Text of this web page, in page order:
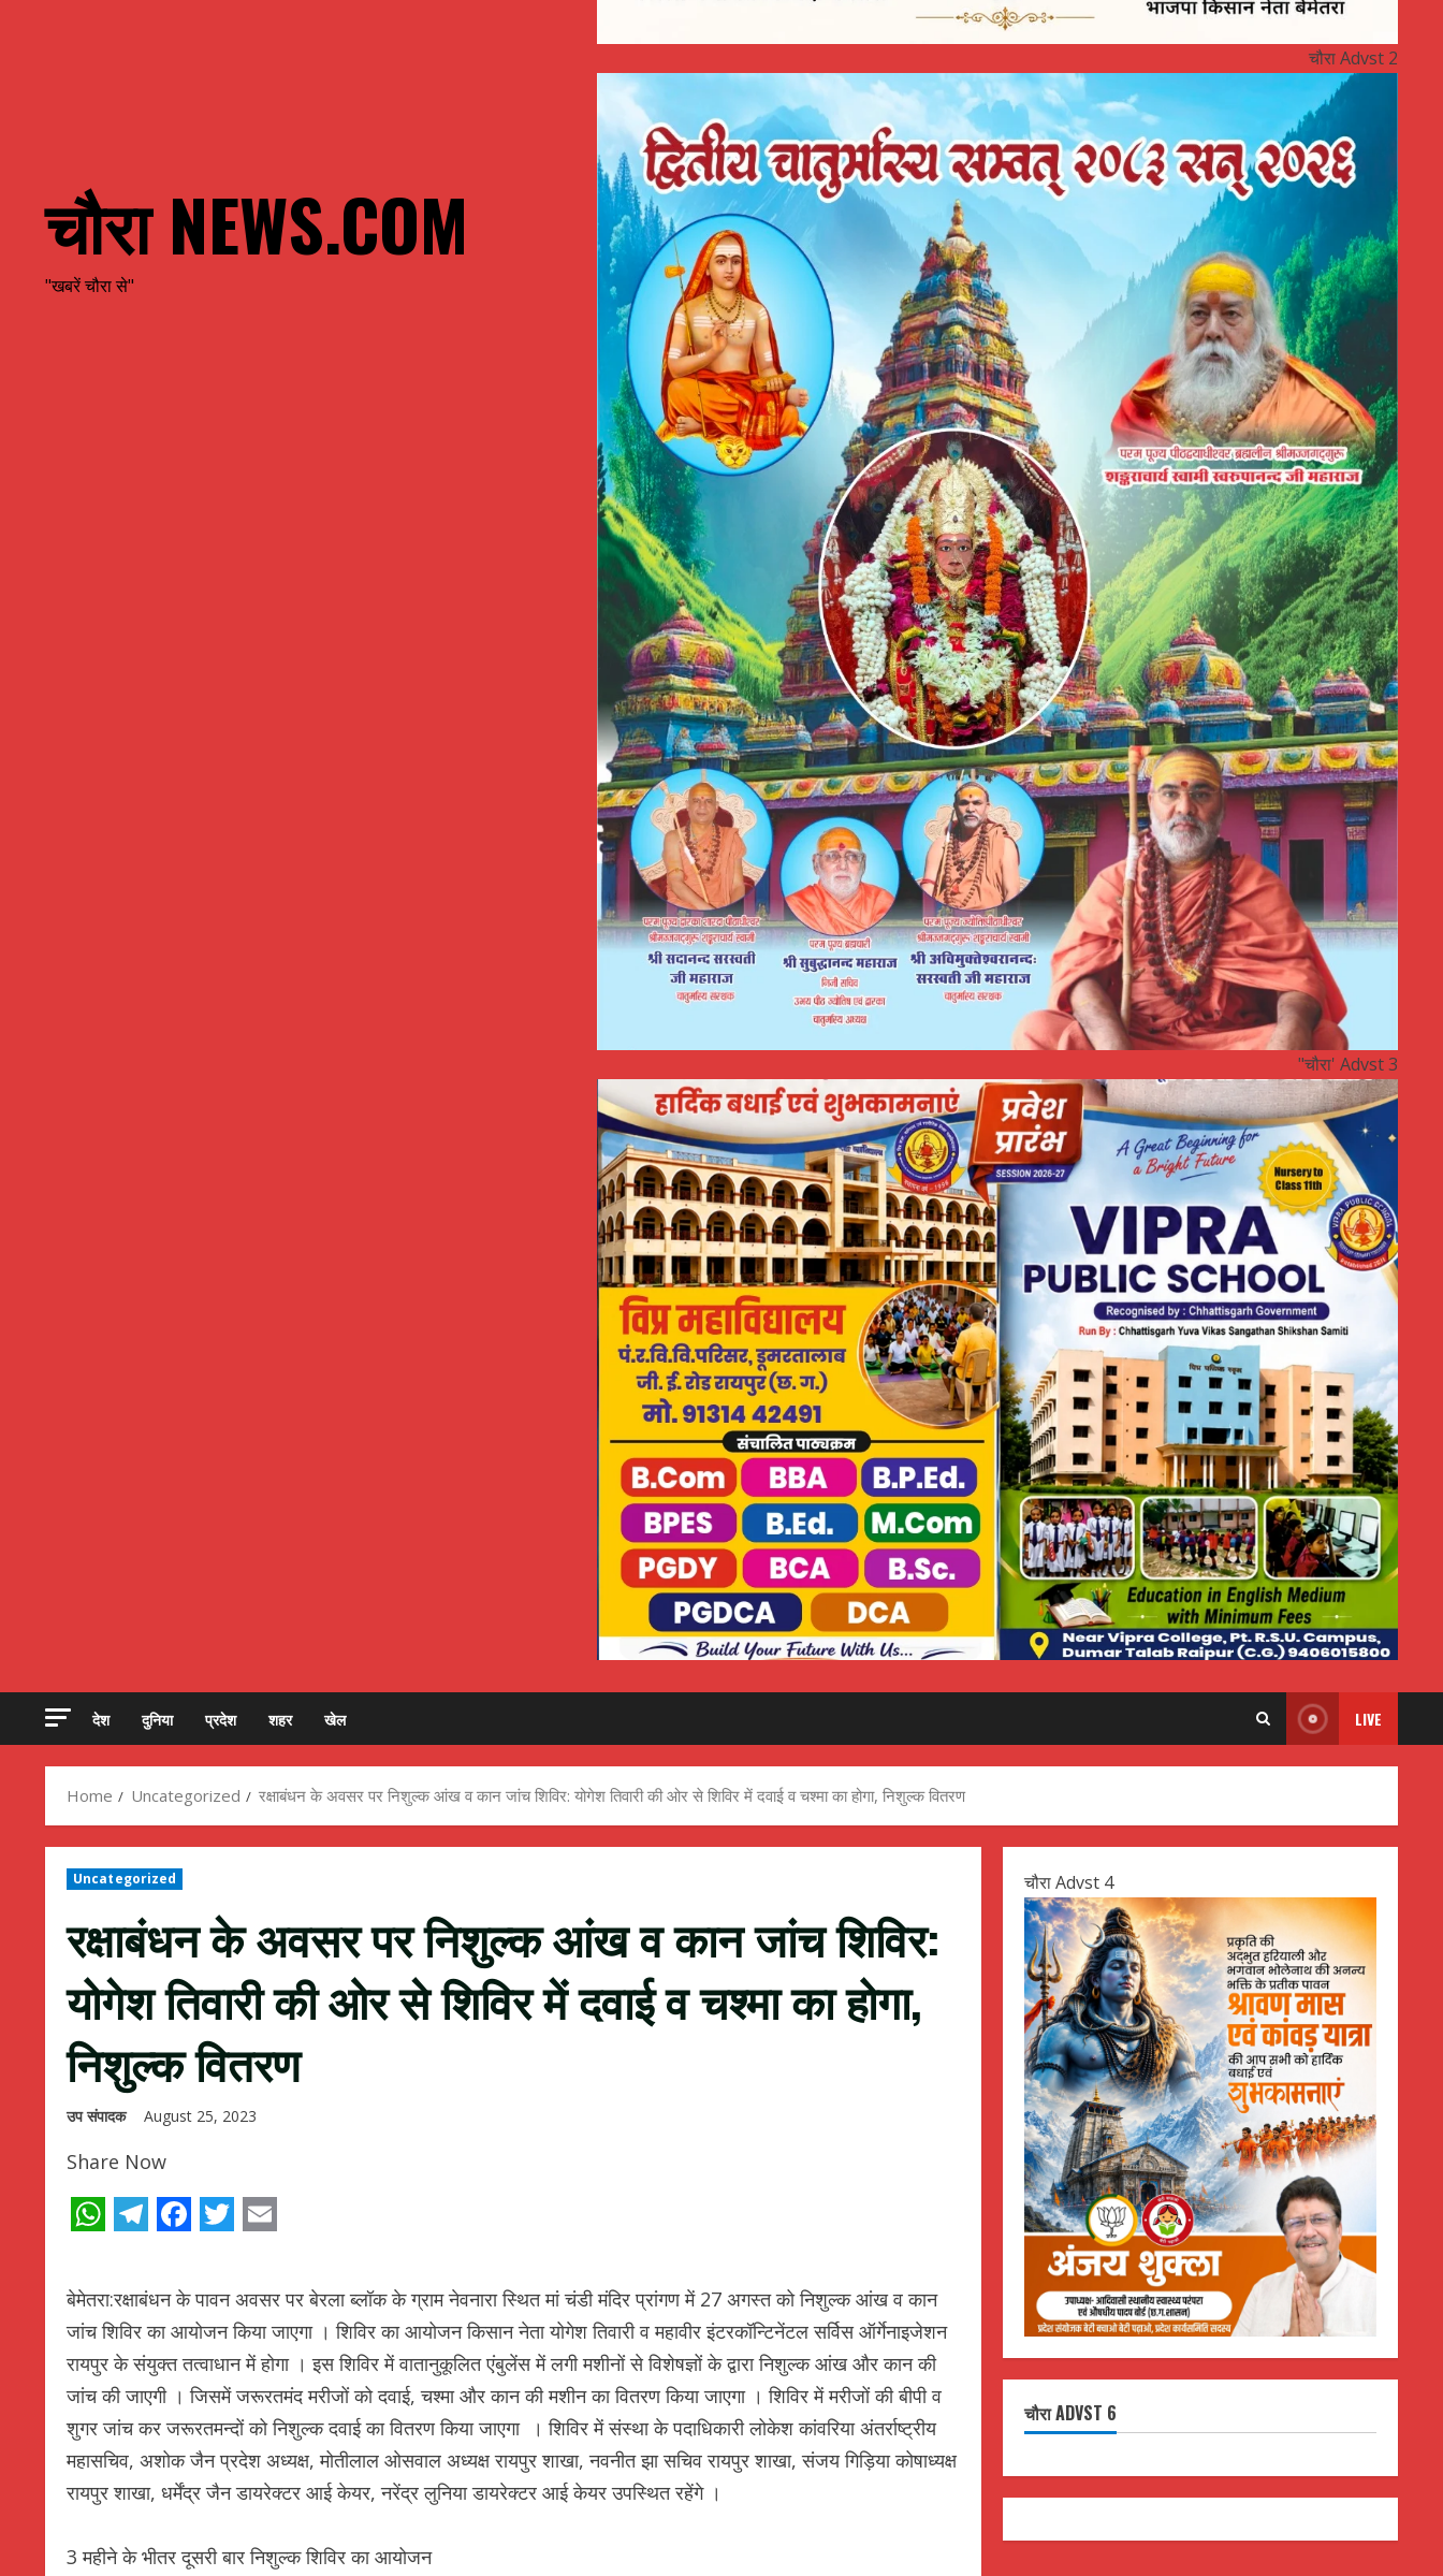
चौरा NEWS.COM
"खबरें चौरा से"
चौरा Advst 2
"चौरा' Advst 3
देश दुनिया प्रदेश शहर खेल LIVE
Home Uncategorized रक्षाबंधन के अवसर पर निशुल्क आंख व कान जांच शिविर: योगेश तिवारी की ओर से शिविर में दवाई व चश्मा का होगा, निशुल्क वितरण
Uncategorized
रक्षाबंधन के अवसर पर निशुल्क आंख व कान जांच शिविर:
योगेश तिवारी की ओर से शिविर में दवाई व चश्मा का होगा,
निशुल्क वितरण
उप संपादक August 25, 2023
Share Now
बेमेतरा:रक्षाबंधन के पावन अवसर पर बेरला ब्लॉक के ग्राम नेवनारा स्थित मां चंडी मंदिर प्रांगण में 27 अगस्त को निशुल्क आंख व कान
जांच शिविर का आयोजन किया जाएगा । शिविर का आयोजन किसान नेता योगेश तिवारी व महावीर इंटरकॉन्टिनेंटल सर्विस ऑर्गेनाइजेशन
रायपुर के संयुक्त तत्वाधान में होगा । इस शिविर में वातानुकूलित एंबुलेंस में लगी मशीनों से विशेषज्ञों के द्वारा निशुल्क आंख और कान की
जांच की जाएगी । जिसमें जरूरतमंद मरीजों को दवाई, चश्मा और कान की मशीन का वितरण किया जाएगा । शिविर में मरीजों की बीपी व
शुगर जांच कर जरूरतमन्दों को निशुल्क दवाई का वितरण किया जाएगा । शिविर में संस्था के पदाधिकारी लोकेश कांवरिया अंतर्राष्ट्रीय
महासचिव, अशोक जैन प्रदेश अध्यक्ष, मोतीलाल ओसवाल अध्यक्ष रायपुर शाखा, नवनीत झा सचिव रायपुर शाखा, संजय गिड़िया कोषाध्यक्ष
रायपुर शाखा, धर्मेंद्र जैन डायरेक्टर आई केयर, नरेंद्र लुनिया डायरेक्टर आई केयर उपस्थित रहेंगे ।
3 महीने के भीतर दूसरी बार निशुल्क शिविर का आयोजन
चौरा Advst 4
चौरा ADVST 6